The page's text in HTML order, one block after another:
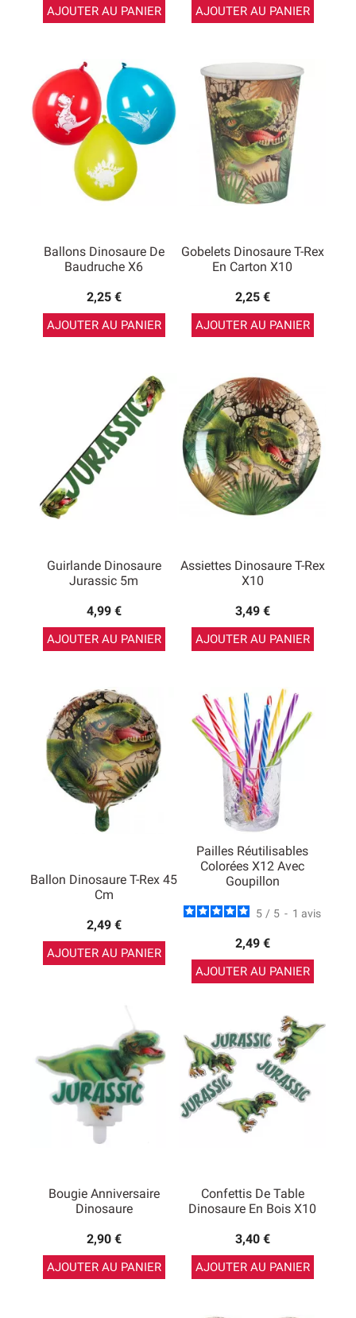
AJOUTER AU PANIER AJOUTER AU PANIER
Ballons Dinosaure De
Baudruche X6
2,25 €
AJOUTER AU PANIER
Gobelets Dinosaure T-Rex
En Carton X10
2,25 €
AJOUTER AU PANIER
Guirlande Dinosaure
Jurassic 5m
4,99 €
AJOUTER AU PANIER
Assiettes Dinosaure T-Rex
X10
3,49 €
AJOUTER AU PANIER
Ballon Dinosaure T-Rex 45
Cm
2,49 €
AJOUTER AU PANIER
Pailles Réutilisables
Colorées X12 Avec
Goupillon
5 / 5 - 1 avis
2,49 €
AJOUTER AU PANIER
Bougie Anniversaire
Dinosaure
2,90 €
AJOUTER AU PANIER
Confettis De Table
Dinosaure En Bois X10
3,40 €
AJOUTER AU PANIER